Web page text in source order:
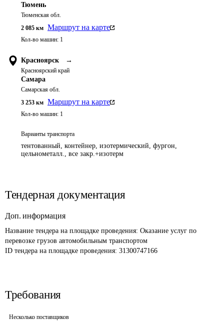
Тюмень
Тюменская обл.
2 085 км Маршрут на карте
Кол-во машин: 1
Красноярск →
Красноярский край
Самара
Самарская обл.
3 253 км Маршрут на карте
Кол-во машин: 1
Варианты транспорта
тентованный, контейнер, изотермический, фургон,
цельнометалл., все закр.+изотерм
Тендерная документация
Доп. информация
Название тендера на площадке проведения: Оказание услуг по
перевозке грузов автомобильным транспортом
ID тендера на площадке проведения: 31300747166
Требования
Несколько поставщиков